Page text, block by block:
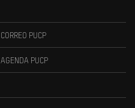
CORREO PUCP
AGENDA PUCP